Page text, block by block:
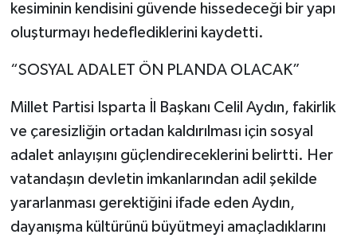
kesiminin kendisini güvende hissedeceği bir yapı
oluşturmayı hedeflediklerini kaydetti.
“SOSYAL ADALET ÖN PLANDA OLACAK”
Millet Partisi Isparta İl Başkanı Celil Aydın, fakirlik
ve çaresizliğin ortadan kaldırılması için sosyal
adalet anlayışını güçlendireceklerini belirtti. Her
vatandaşın devletin imkanlarından adil şekilde
yararlanması gerektiğini ifade eden Aydın,
dayanışma kültürünü büyütmeyi amaçladıklarını